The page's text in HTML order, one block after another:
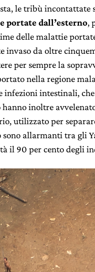
le tribù incontattate
portate dall’esterno,
delle malattie
invaso da oltre
per sempre la
nella regione
intestinali,
hanno inoltre
utilizzato per
sono allarmanti tra gli
il 90 per cento degli